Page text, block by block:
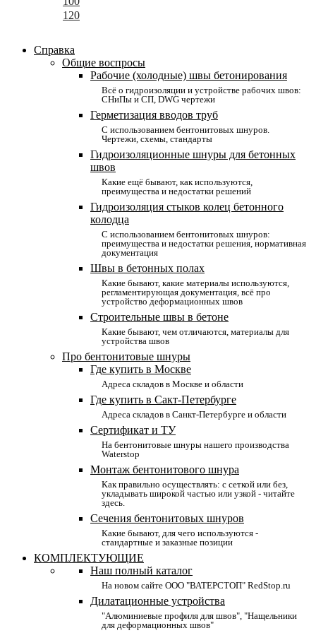
120
Справка
Общие воспросы
Рабочие (холодные) швы бетонирования
Всё о гидроизоляции и устройстве рабочих швов:
СНиПы и СП, DWG чертежи
Герметизация вводов труб
С использованием бентонитовых шнуров.
Чертежи, схемы, стандарты
Гидроизоляционные шнуры для бетонных
швов
Какие ещё бывают, как используются,
преимущества и недостатки решений
Гидроизоляция стыков колец бетонного
колодца
С использованием бентонитовых шнуров:
преимущества и недостатки решения, нормативная
документация
Швы в бетонных полах
Какие бывают, какие материалы используются,
регламентирующая документация, всё про
устройство деформационных швов
Строительные швы в бетоне
Какие бывают, чем отличаются, материалы для
устройства швов
Про бентонитовые шнуры
Где купить в Москве
Адреса складов в Москве и области
Где купить в Сакт-Петербурге
Адреса складов в Санкт-Петербурге и области
Сертификат и ТУ
На бентонитовые шнуры нашего производства
Waterstop
Монтаж бентонитового шнура
Как правильно осуществлять: с сеткой или без,
укладывать широкой частью или узкой - читайте
здесь.
Сечения бентонитовых шнуров
Какие бывают, для чего используются -
стандартные и заказные позиции
КОМПЛЕКТУЮЩИЕ
Наш полный каталог
На новом сайте ООО "ВАТЕРСТОП" RedStop.ru
Дилатационные устройства
"Алюминиевые профиля для швов", "Нащельники
для деформационных швов"